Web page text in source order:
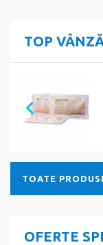
TOP
TOATE
OFERTE